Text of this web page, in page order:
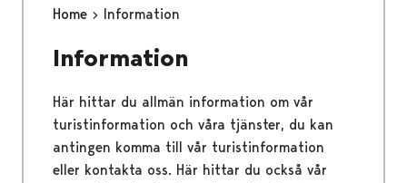
Home Information
Information
Här hittar du allmän information om vår
turistinformation och våra tjänster, du kan
antingen komma till vår turistinformation
eller kontakta oss. Här hittar du också vår